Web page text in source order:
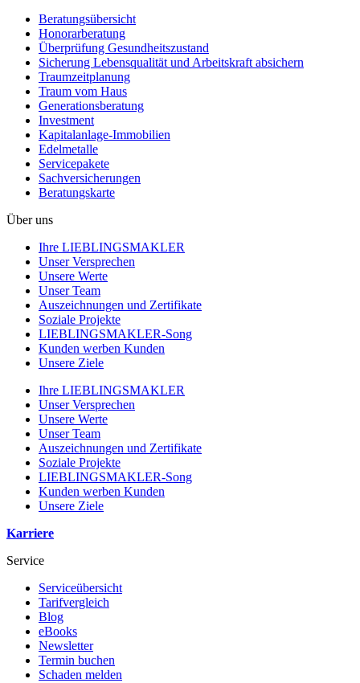
Beratungsübersicht
Honorar­beratung
Überprüfung Gesundheits­zustand
Sicherung Lebensqualität und Arbeitskraft absichern
Traumzeit­planung
Traum vom Haus
Generationsberatung
Investment
Kapitalanlage-Immobilien
Edelmetalle
Servicepakete
Sachversicherungen
Beratungskarte
Über uns
Ihre LIEBLINGSMAKLER
Unser Versprechen
Unsere Werte
Unser Team
Auszeichnungen und Zertifikate
Soziale Projekte
LIEBLINGSMAKLER-Song
Kunden werben Kunden
Unsere Ziele
Ihre LIEBLINGSMAKLER
Unser Versprechen
Unsere Werte
Unser Team
Auszeichnungen und Zertifikate
Soziale Projekte
LIEBLINGSMAKLER-Song
Kunden werben Kunden
Unsere Ziele
Karriere
Service
Serviceübersicht
Tarifvergleich
Blog
eBooks
Newsletter
Termin buchen
Schaden melden